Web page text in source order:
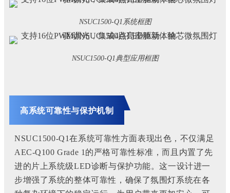
NSUC1500-Q1系统框图
NSUC1500-Q1典型应用框图
高系统可靠性与保护机制
NSUC1500-Q1在系统可靠性方面表现出色，不仅满足
AEC-Q100 Grade 1的严格可靠性标准，而且内置了先
进的片上系统级LED诊断与保护功能。这一设计进一
步增强了系统的整体可靠性，确保了氛围灯系统在各